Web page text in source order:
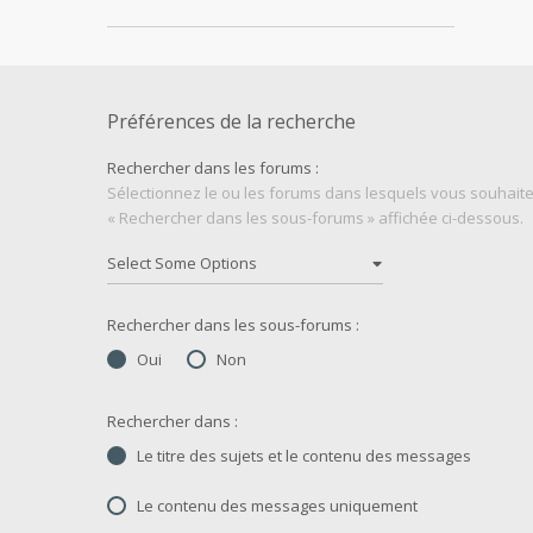
Préférences de la recherche
Rechercher dans les forums :
Sélectionnez le ou les forums dans lesquels vous
« Rechercher dans les sous-forums » affichée ci-dessous.
Rechercher dans les sous-forums :
Oui
Non
Rechercher dans :
Le titre des sujets et le contenu des messages
Le contenu des messages uniquement